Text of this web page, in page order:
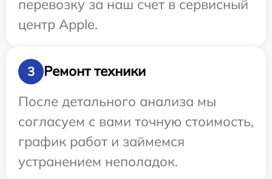
перевозку за наш счет в сервисный
центр Apple.
3
Ремонт техники
После детального анализа мы
согласуем с вами точную стоимость,
график работ и займемся
устранением неполадок.